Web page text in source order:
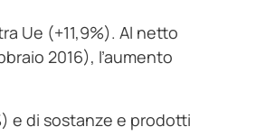
Ue (+11,9%). Al netto
2016), l’aumento
e di sostanze e prodotti